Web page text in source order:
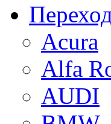
Acura
Alfa
AUDI